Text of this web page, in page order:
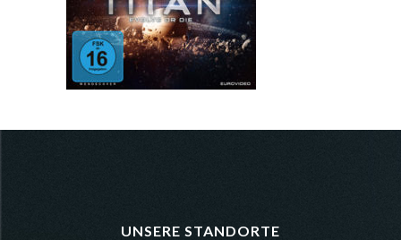
UNSERE STANDORTE